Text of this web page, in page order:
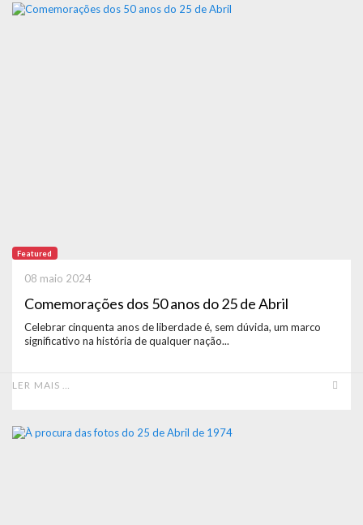
Featured
Comemorações dos 50 anos do 25 de Abril
08 maio 2024
Celebrar cinquenta anos de liberdade é, sem dúvida, um marco
significativo na história de qualquer nação...
LER MAIS …